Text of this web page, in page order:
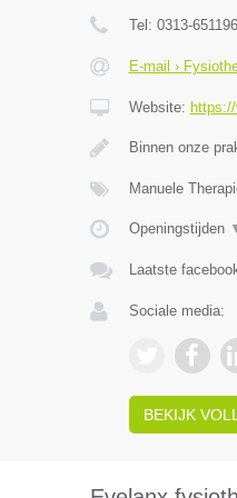
Tel: 0313-651196
E-mail ›
Website:
Binnen onze
Manuele
Openingstijden
Laatste
Sociale media:
BEKIJK